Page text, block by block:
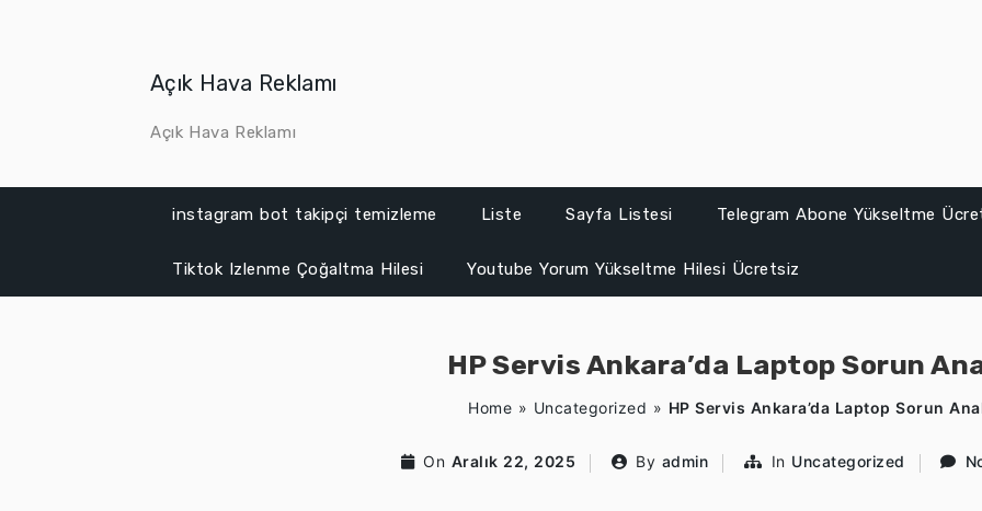
Açık Hava Reklamı
Açık Hava Reklamı
instagram bot takipçi temizleme Liste Sayfa Listesi Telegram Abone Yükseltme
Tiktok Izlenme Çoğaltma Hilesi Youtube Yorum Yükseltme Hilesi Ücretsiz
HP Servis Ankara’da Laptop Sorun
Home » Uncategorized » HP Servis Ankara’da Laptop Sorun
On Aralık 22, 2025 By admin In Uncategorized